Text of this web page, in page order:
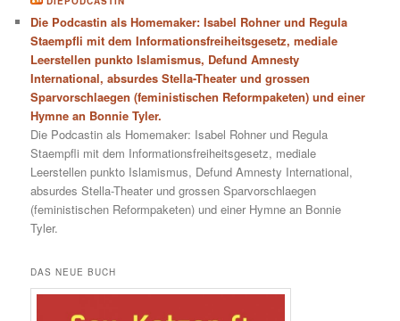
Die Podcastin als Homemaker: Isabel Rohner und Regula
Staempfli mit dem Informationsfreiheitsgesetz, mediale
Leerstellen punkto Islamismus, Defund Amnesty
International, absurdes Stella-Theater und grossen
Sparvorschlaegen (feministischen Reformpaketen) und einer
Hymne an Bonnie Tyler.
Die Podcastin als Homemaker: Isabel Rohner und Regula
Staempfli mit dem Informationsfreiheitsgesetz, mediale
Leerstellen punkto Islamismus, Defund Amnesty International,
absurdes Stella-Theater und grossen Sparvorschlaegen
(feministischen Reformpaketen) und einer Hymne an Bonnie
Tyler.
DAS NEUE BUCH